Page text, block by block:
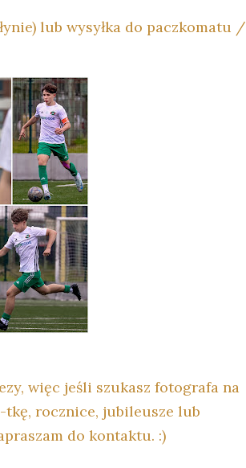
lub wysyłka do paczkomatu /
więc jeśli szukasz fotografa na
tkę, rocznice, jubileusze lub
do kontaktu. :)